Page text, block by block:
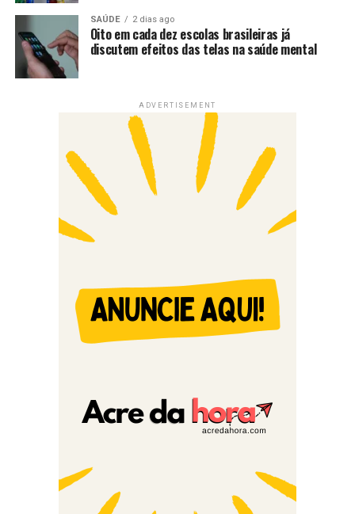
SAÚDE 2 dias ago
Oito em cada dez escolas brasileiras já
discutem efeitos das telas na saúde mental
ADVERTISEMENT